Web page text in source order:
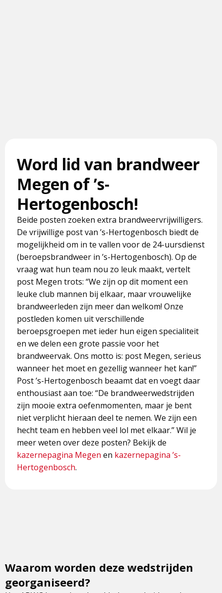
Word lid van brandweer
Megen of ’s-
Hertogenbosch!
Beide posten zoeken extra brandweervrijwilligers.
De vrijwillige post van ’s-Hertogenbosch biedt de
mogelijkheid om in te vallen voor de 24-uursdienst
(beroepsbrandweer in ’s-Hertogenbosch). Op de
vraag wat hun team nou zo leuk maakt, vertelt
post Megen trots: “We zijn op dit moment een
leuke club mannen bij elkaar, maar vrouwelijke
brandweerleden zijn meer dan welkom! Onze
postleden komen uit verschillende
beroepsgroepen met ieder hun eigen specialiteit
en we delen een grote passie voor het
brandweervak. Ons motto is: post Megen, serieus
wanneer het moet en gezellig wanneer het kan!”
Post ’s-Hertogenbosch beaamt dat en voegt daar
enthousiast aan toe: “De brandweerwedstrijden
zijn mooie extra oefenmomenten, maar je bent
niet verplicht hieraan deel te nemen. We zijn een
hecht team en hebben veel lol met elkaar.” Wil je
meer weten over deze posten? Bekijk de
kazernepagina Megen en kazernepagina ’s-
Hertogenbosch.
Waarom worden deze wedstrijden
georganiseerd?